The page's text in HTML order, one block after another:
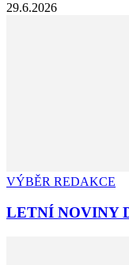
29.6.2026
VÝBĚR REDAKCE
LETNÍ NOVINY